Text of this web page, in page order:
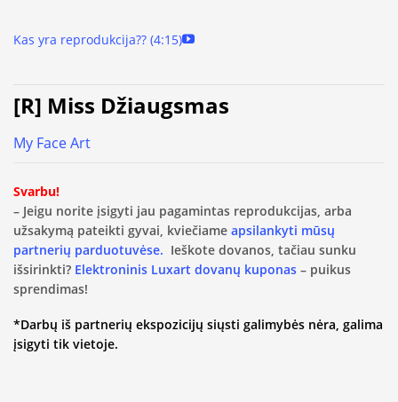
Kas yra reprodukcija?? (4:15)
[R] Miss Džiaugsmas
My Face Art
Svarbu!
– Jeigu norite įsigyti jau pagamintas reprodukcijas, arba
užsakymą pateikti gyvai, kviečiame apsilankyti mūsų
partnerių parduotuvėse. Ieškote dovanos, tačiau sunku
išsirinkti? Elektroninis Luxart dovanų kuponas – puikus
sprendimas!
*Darbų iš partnerių ekspozicijų siųsti galimybės nėra, galima
įsigyti tik vietoje.